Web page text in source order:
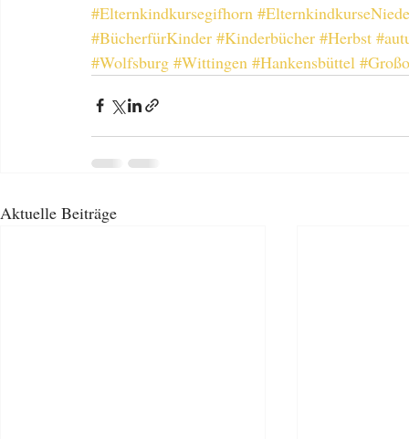
#Elternkindkursegifhorn
#BücherfürKinder #Kinderbücher #Herbst
#Wolfsburg #Wittingen #Hankensbüttel
Aktuelle Beiträge